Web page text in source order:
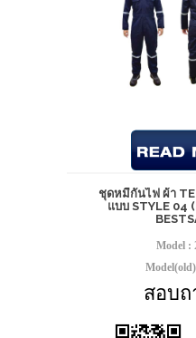
ชุดหมีกันไฟ ผ้า
แบบ STYLE 04 (
Model :
สอบถ